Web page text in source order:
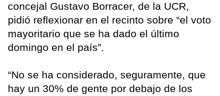
concejal Gustavo Borracer, de la UCR,
pidió reflexionar en el recinto sobre “el voto
mayoritario que se ha dado el último
domingo en el país”.
“No se ha considerado, seguramente, que
hay un 30% de gente por debajo de los